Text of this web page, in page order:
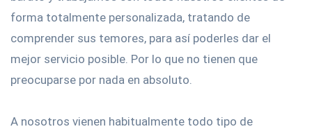
forma totalmente personalizada, tratando de
comprender sus temores, para así poderles dar el
mejor servicio posible. Por lo que no tienen que
preocuparse por nada en absoluto.
A nosotros vienen habitualmente todo tipo de